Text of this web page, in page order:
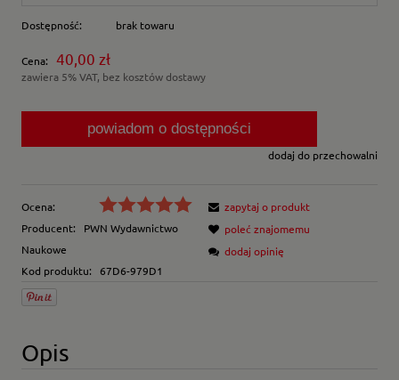
Dostępność: brak towaru
Cena: 40,00 zł
zawiera 5% VAT, bez kosztów dostawy
powiadom o dostępności
dodaj do przechowalni
Ocena:
Producent:
PWN Wydawnictwo
Naukowe
Kod produktu:
67D6-979D1
zapytaj o produkt
poleć znajomemu
dodaj opinię
Opis